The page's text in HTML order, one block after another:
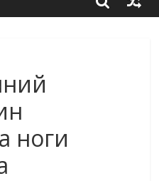
ноги